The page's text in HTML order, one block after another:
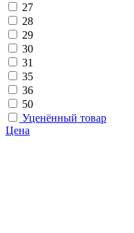
27
28
29
30
31
35
36
50
Уценённый товар
Цена